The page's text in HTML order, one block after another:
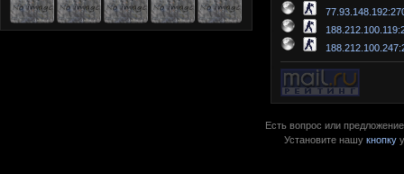
Есть вопрос или
Установите нашукнопку